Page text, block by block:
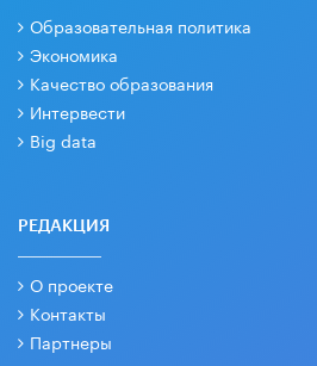
Образовательная политика
Экономика
Качество образования
Интервести
Big data
РЕДАКЦИЯ
О проекте
Контакты
Партнеры